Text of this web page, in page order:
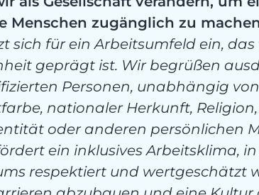
Menschen zugänglich zu
sich für ein Arbeitsumfeld ein,
geprägt ist. Wir begrüßen
Personen, unabhängig
nationaler Herkunft,
oder anderen persönlichen
ein inklusives Arbeitsklima,
respektiert und wertgeschätzt